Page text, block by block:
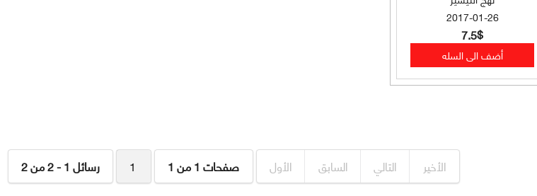
2017-01-26
7.5$
رسائل 1 - 2 من 2 1 صفحات 1 من 1 الأول السابق التالي الأخير